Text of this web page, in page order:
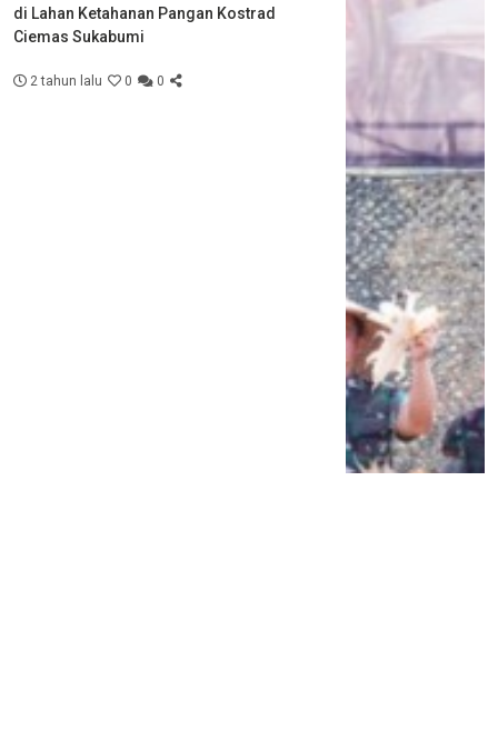
di Lahan Ketahanan Pangan Kostrad
Ciemas Sukabumi
2 tahun lalu 0 0